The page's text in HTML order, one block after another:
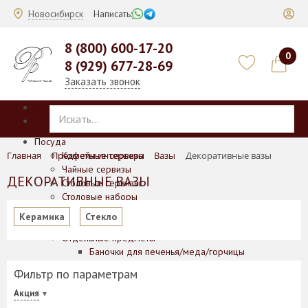
Новосибирск Написать:
8 (800) 600-17-20
8 (929) 677-28-69
Заказать звонок
0
Каталог
Посуда
Кофейные сервизы
Чайные сервизы
Столовые сервизы
Столовые наборы
Чайные/кофейные наборы на 4/6 персон
Подарочные наборы для чая и кофе
Отдельные предметы
Баночки для печенья/меда/горчицы
Блюда для выпечки
Главная Предметы интерьера Вазы Декоративные вазы
ДЕКОРАТИВНЫЕ ВАЗЫ
Керамика Стекло
Фильтр по параметрам
Акция